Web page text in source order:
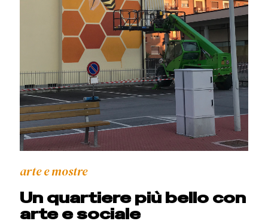
arte e mostre
Un quartiere più bello con
arte e sociale